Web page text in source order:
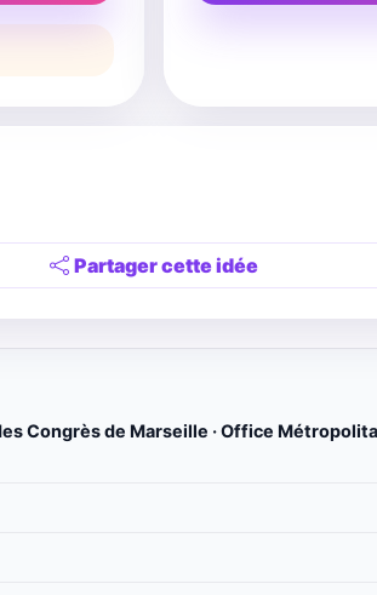
Partager cette idée
Congrès de Marseille · Office